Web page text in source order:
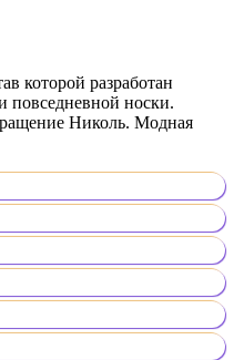
которой разработан
повседневной носки.
Николь. Модная